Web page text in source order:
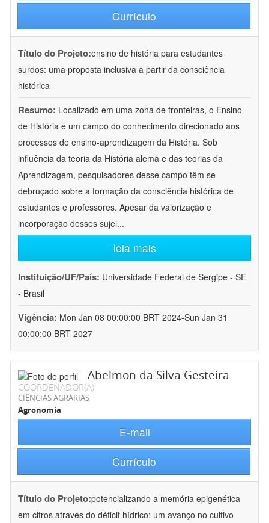
Currículo
Título do Projeto:ensino de história para estudantes
surdos: uma proposta inclusiva a partir da consciência
histórica
Resumo: Localizado em uma zona de fronteiras, o Ensino
de História é um campo do conhecimento direcionado aos
processos de ensino-aprendizagem da História. Sob
influência da teoria da História alemã e das teorias da
Aprendizagem, pesquisadores desse campo têm se
debruçado sobre a formação da consciência histórica de
estudantes e professores. Apesar da valorização e
incorporação desses sujei...
leia mais
Instituição/UF/País: Universidade Federal de Sergipe - SE
- Brasil
Vigência: Mon Jan 08 00:00:00 BRT 2024-Sun Jan 31
00:00:00 BRT 2027
Abelmon da Silva Gesteira
COORDENADOR(A)
CIÊNCIAS AGRÁRIAS
Agronomia
E-mail
Currículo
Título do Projeto:potencializando a memória epigenética
em citros através do déficit hídrico: um avanço no cultivo